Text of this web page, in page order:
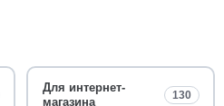
Для интернет-
магазина
130